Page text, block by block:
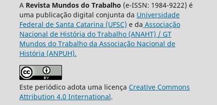
A Revista Mundos do Trabalho (e-ISSN: 1984-9222) é
uma publicação digital conjunta da Universidade
Federal de Santa Catarina (UFSC) e da Associação
Nacional de História do Trabalho (ANAHT) / GT
Mundos do Trabalho da Associação Nacional de
História (ANPUH).
Este periódico adota uma licença Creative Commons
Attribution 4.0 International.